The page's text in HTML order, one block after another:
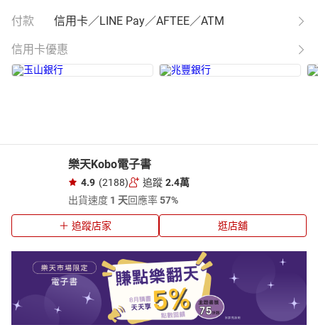
付款 信用卡／LINE Pay／AFTEE／ATM
信用卡優惠
樂天Kobo電子書
4.9 (2188) 追蹤 2.4萬
出貨速度 1 天回應率57%
追蹤店家 逛店舖